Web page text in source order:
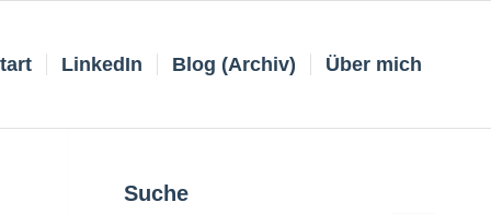
LinkedIn Blog (Archiv) Über mich
Suche